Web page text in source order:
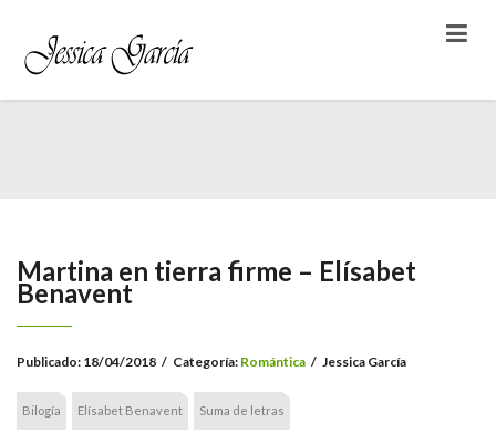
Martina en tierra firme – Elísabet
Benavent
Publicado: 18/04/2018 / Categoría: Romántica / Jessica García
Bilogía Elísabet Benavent Suma de letras